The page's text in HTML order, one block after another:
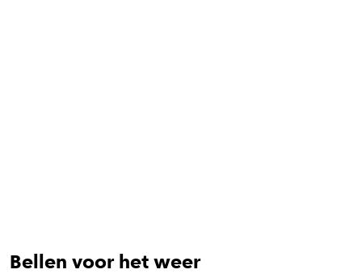
Bellen voor het weer